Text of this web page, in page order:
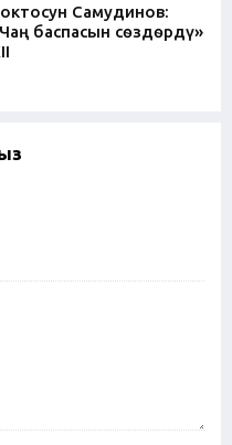
Самудинов:
баспасын сѳздѳрдү»